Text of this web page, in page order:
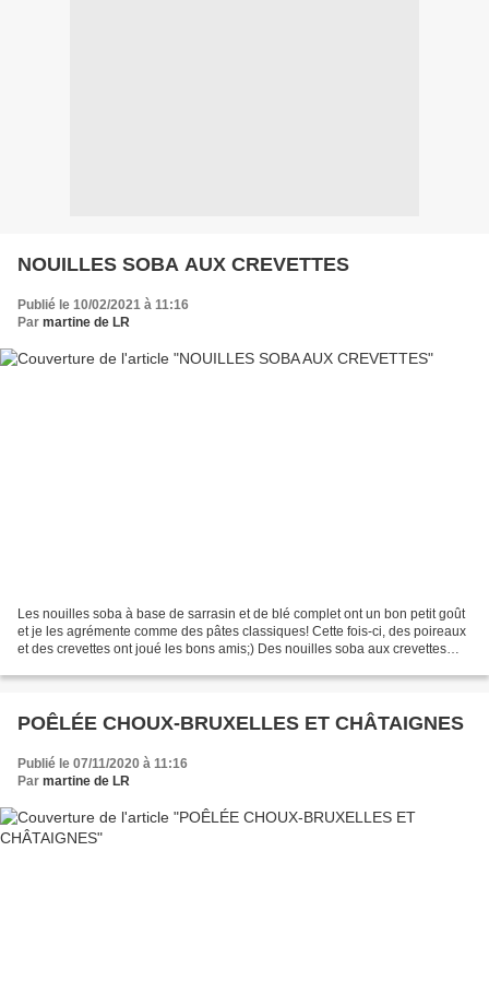
NOUILLES SOBA AUX CREVETTES
Publié le 10/02/2021 à 11:16
Par martine de LR
Les nouilles soba à base de sarrasin et de blé complet ont un bon petit goût
et je les agrémente comme des pâtes classiques! Cette fois-ci, des poireaux
et des crevettes ont joué les bons amis;) Des nouilles soba aux crevettes
POÊLÉE CHOUX-BRUXELLES ET CHÂTAIGNES
Publié le 07/11/2020 à 11:16
Par martine de LR